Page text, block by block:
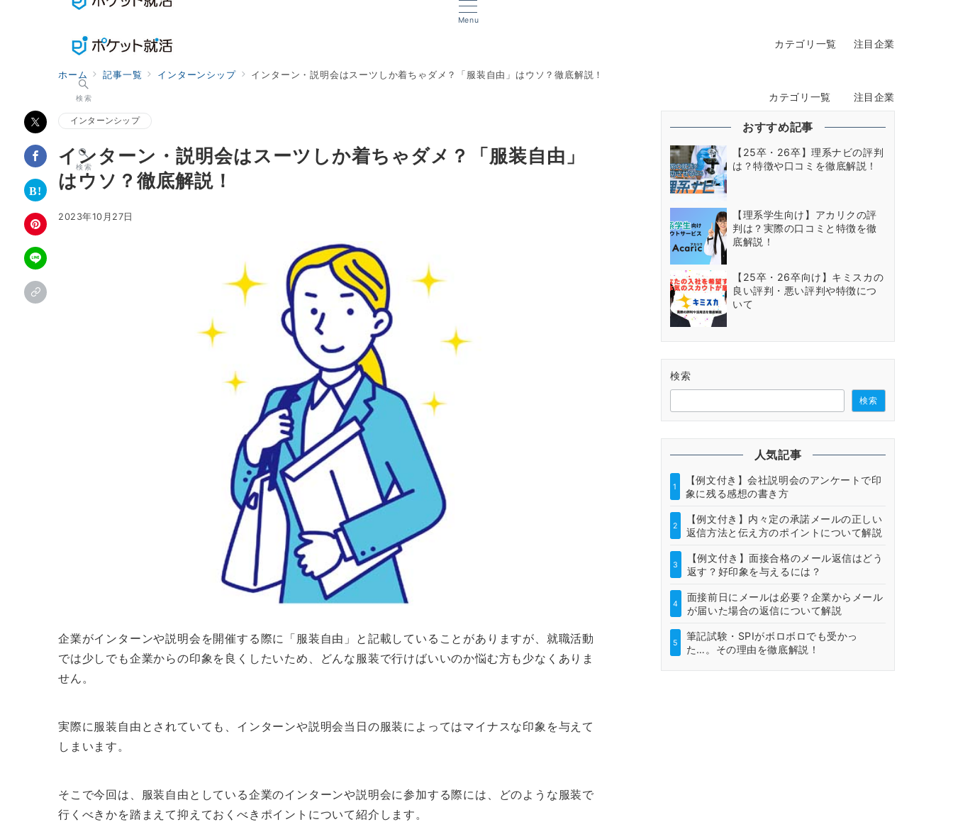
Menu
カテゴリ一覧 注目企業
検索
カテゴリ一覧 注目企業
検索
ホーム 記事一覧 インターンシップ インターン・説明会はスーツしか着ちゃダメ？「服装自由」はウソ？徹底解説！
インターンシップ
インターン・説明会はスーツしか着ちゃダメ？「服装自由」
はウソ？徹底解説！
2023年10月27日
企業がインターンや説明会を開催する際に「服装自由」と記載していることがありますが、就職活動
では少しでも企業からの印象を良くしたいため、どんな服装で行けばいいのか悩む方も少なくありま
せん。
実際に服装自由とされていても、インターンや説明会当日の服装によってはマイナスな印象を与えて
しまいます。
そこで今回は、服装自由としている企業のインターンや説明会に参加する際には、どのような服装で
行くべきかを踏まえて抑えておくべきポイントについて紹介します。
おすすめ記事
【25卒・26卒】理系ナビの評判
は？特徴や口コミを徹底解説！
【理系学生向け】アカリクの評
判は？実際の口コミと特徴を徹
底解説！
【25卒・26卒向け】キミスカの
良い評判・悪い評判や特徴につ
いて
検索
検索
人気記事
1
【例文付き】会社説明会のアンケートで印
象に残る感想の書き方
2
【例文付き】内々定の承諾メールの正しい
返信方法と伝え方のポイントについて解説
3
【例文付き】面接合格のメール返信はどう
返す？好印象を与えるには？
4
面接前日にメールは必要？企業からメール
が届いた場合の返信について解説
5
筆記試験・SPIがボロボロでも受かっ
た…。その理由を徹底解説！